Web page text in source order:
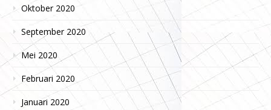
Oktober 2020
September 2020
Mei 2020
Februari 2020
Januari 2020